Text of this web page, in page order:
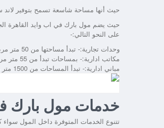
حيث أنها مساحة شاسعة تسمح بتوفير لاند
حيث يضم مول بارك في اب وايد القاهرة
على النحو التالي:-
وحدات تجارية:- تبدأ مساحتها من 50 متر مربع.
مكاتب ادارية:- بمساحات تبدأ من 55 متر مربع.
مباني ادارية:- تبدأ المساحات من 1500 متر مربع.
خدمات مول بارك
تتنوع الخدمات المتوفرة داخل المول سواء